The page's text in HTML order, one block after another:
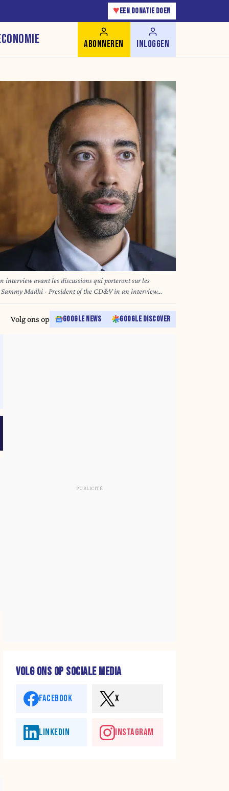
♥ EEN DONATIE DOEN
ABONNEREN INLOGGEN
interview avant les discussions qui porteront sur les
Madhi - President of the CD&V in an interview
new reforms 17/07/2025
Volg ons op GOOGLE NEWS GOOGLE DISCOVER
VOLG ONS OP SOCIALE MEDIA
FACEBOOK X
LINKEDIN INSTAGRAM